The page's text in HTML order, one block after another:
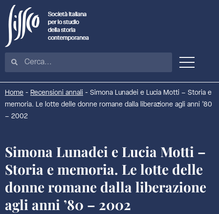
Home - Recensioni annali - Simona Lunadei e Lucia Motti – Storia e
memoria. Le lotte delle donne romane dalla liberazione agli anni ’80
– 2002
Simona Lunadei e Lucia Motti –
Storia e memoria. Le lotte delle
donne romane dalla liberazione
agli anni ’80 – 2002